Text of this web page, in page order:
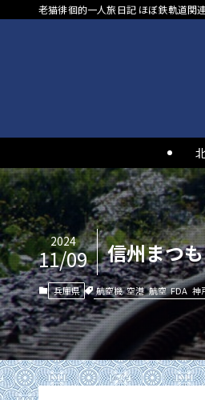
老猫徘徊的一人旅日記 ほぼ鉄軌道関
信州まつ
2024
11/09
兵庫県 航空機 空港 航空 FDA 神